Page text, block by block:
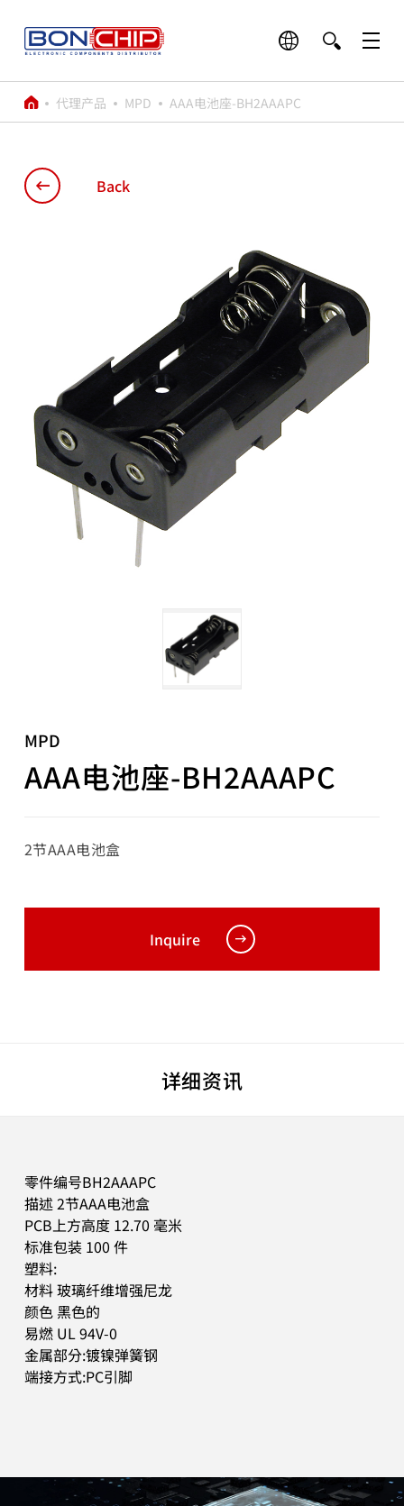
代理产品 MPD AAA电池座-BH2AAAPC
Back
MPD
AAA电池座-BH2AAAPC
2节AAA电池盒
Inquire
详细资讯
零件编号BH2AAAPC
描述 2节AAA电池盒
PCB上方高度 12.70 毫米
标准包装 100 件
塑料:
材料 玻璃纤维增强尼龙
颜色 黑色的
易燃 UL 94V-0
金属部分:镀镍弹簧钢
端接方式:PC引脚